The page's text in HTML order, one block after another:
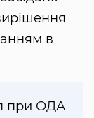
в
при ОДА